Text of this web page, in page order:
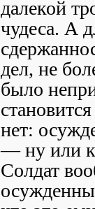
далекой
чудеса. А
дел, не
было
нет:
— ну или
Солдат